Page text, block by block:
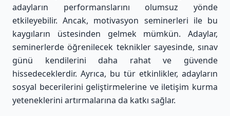
adayların performanslarını olumsuz yönde
etkileyebilir. Ancak, motivasyon seminerleri ile bu
kaygıların üstesinden gelmek mümkün. Adaylar,
seminerlerde öğrenilecek teknikler sayesinde, sınav
günü kendilerini daha rahat ve güvende
hissedeceklerdir. Ayrıca, bu tür etkinlikler, adayların
sosyal becerilerini geliştirmelerine ve iletişim kurma
yeteneklerini artırmalarına da katkı sağlar.